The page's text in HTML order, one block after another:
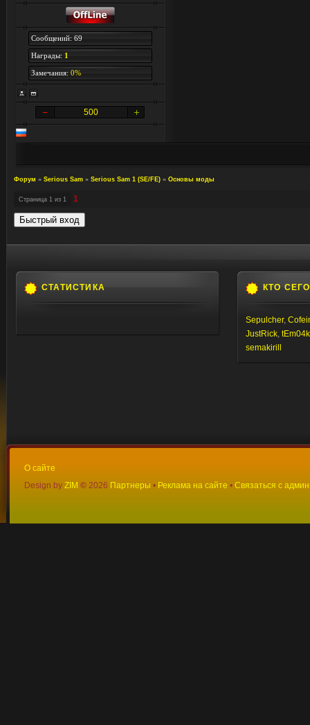
Сообщений: 69
Награды: 1
Замечания: 0%
500
Форум » Serious Sam » Serious Sam 1 (SE/FE) » Основы моды
Страница 1 из 1 1
СТАТИСТИКА КТО
Sepulcher,
JustRick,
semakirill
О сайте
Design by ZIM © 2026 Партнеры • Реклама на сайте • Связаться с